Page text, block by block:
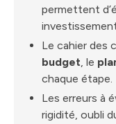
permettent
Le cahier des
budget, le
chaque étape.
Les erreurs à
rigidité, oubli